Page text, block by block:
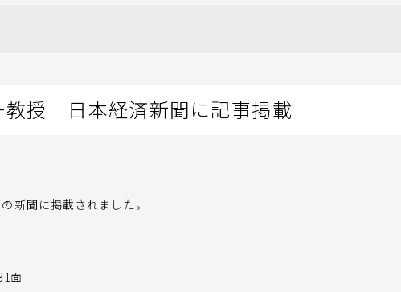
教授 日本経済新聞に記事掲載
新聞に掲載されました。
面